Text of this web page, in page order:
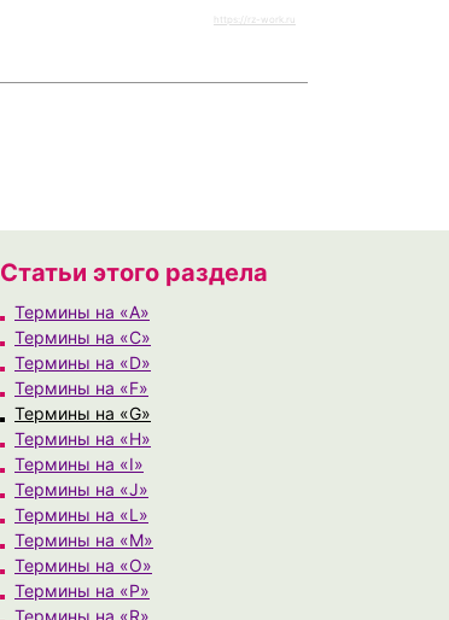
https://rz-work.ru
Статьи этого раздела
Термины на «A»
Термины на «C»
Термины на «D»
Термины на «F»
Термины на «G»
Термины на «H»
Термины на «I»
Термины на «J»
Термины на «L»
Термины на «M»
Термины на «O»
Термины на «P»
Термины на «R»